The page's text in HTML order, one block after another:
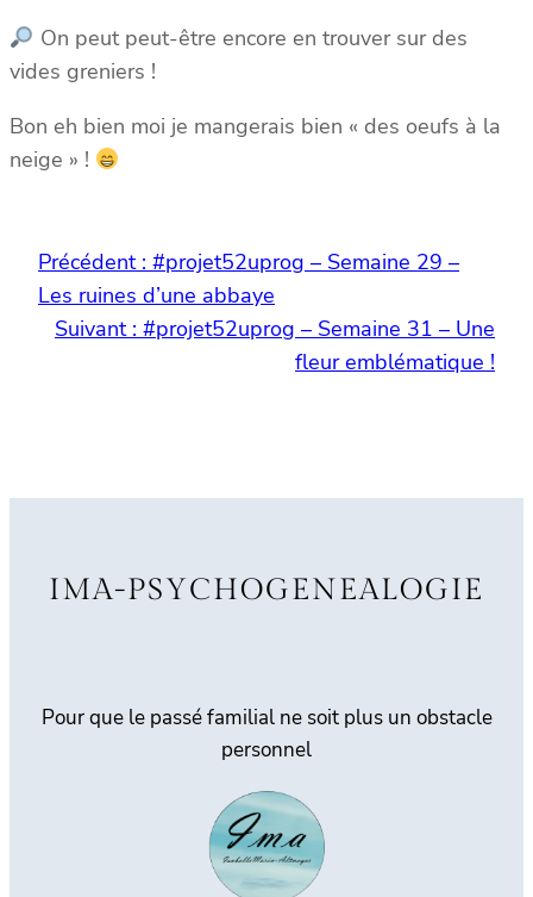
On peut peut-être encore en trouver sur des
vides greniers !
Bon eh bien moi je mangerais bien « des oeufs à la
neige » !
Précédent : #projet52uprog – Semaine 29 –
Les ruines d’une abbaye
Suivant : #projet52uprog – Semaine 31 – Une
fleur emblématique !
IMA-PSYCHOGENEALOGIE
Pour que le passé familial ne soit plus un obstacle
personnel